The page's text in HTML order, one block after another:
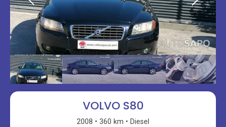
VOLVO S80
2008 360 km
Diesel